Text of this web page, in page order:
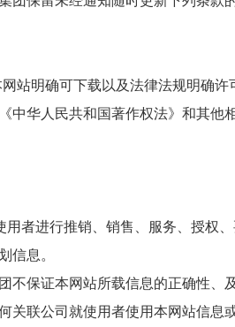
站明确可下载以及法律法规明确
华人民共和国著作权法》和其他
者进行推销、销售、服务、授权、
息。
保证本网站所载信息的正确性、
联公司就使用者使用本网站信息